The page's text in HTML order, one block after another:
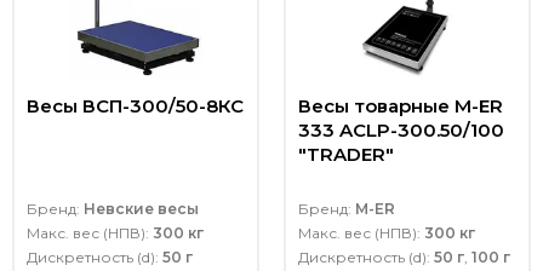
Весы ВСП-300/50-8КС
Бренд: Невские весы
Макс. вес (НПВ): 300 кг
Дискретность (d): 50 г
Весы товарные M-ER
333 ACLP-300.50/100
"TRADER"
Бренд: M-ER
Макс. вес (НПВ): 300 кг
Дискретность (d): 50 г, 100 г